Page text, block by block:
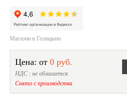
Магазин в Голицыно
Цена: от 0 руб.
НДС : не облагается
Снято с производства